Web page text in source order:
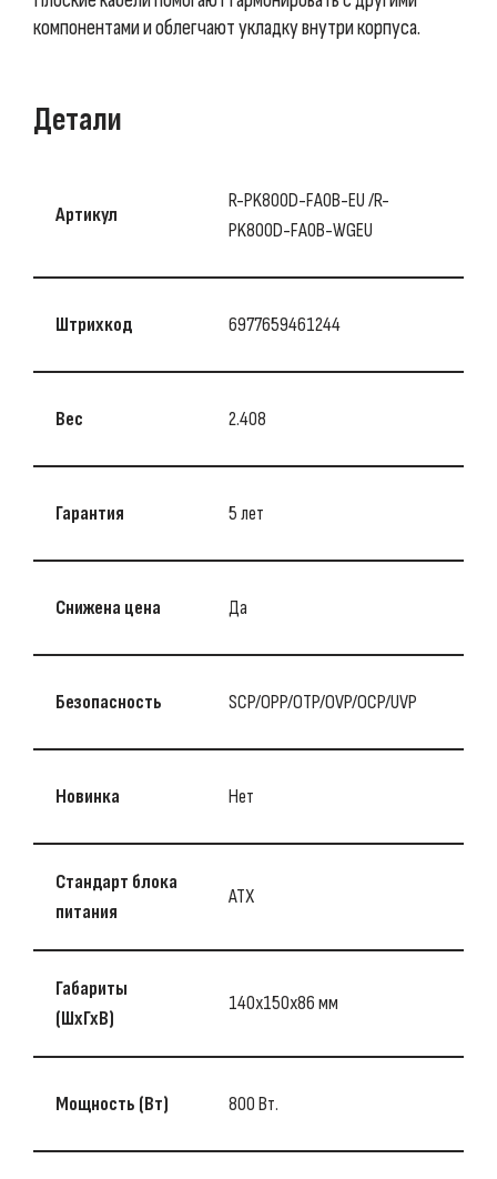
компонентами и облегчают укладку внутри корпуса.
Детали
Артикул
R-PK800D-FA0B-EU /R-
PK800D-FA0B-WGEU
Штрихкод 6977659461244
Вес 2.408
Гарантия 5 лет
Снижена цена Да
Безопасность SCP/OPP/OTP/OVP/OCP/UVP
Новинка Нет
Стандарт блока
питания
ATX
Габариты
(ШхГхВ)
140x150x86 мм
Мощность (Bт) 800 Вт.